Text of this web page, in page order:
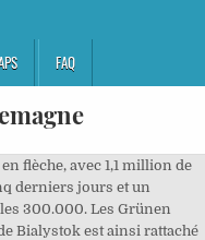
FAQ
mineurs pour exploiter les mines d'argent découvertes sur le pourtour du pays. With Christian LeBlanc, Radisson's Citizens. À l'ouest, l'Allemagne rétrocède l'Alsace-Lorraine à la France, Eupen et Malmédy à la Belgique, le Schleswig du Nord au Danemark. À l'avènement de Charles Quint, les Fugger s'installent en Espagne. La ville libre de Dantzig, la Pologne-Occidentale, comprenant les provinces de Prusse-Occidentale, de Poznań, de Haute-Silésie et de Lodz sont annexées[41]. L'empereur les bat rapidement et confisque les biens de l'électeur palatin, calviniste, qui les avait soutenus. Les toiles fabriquées dans les campagnes allemandes pour les marchands d'Augsbourg, de Constance, de Saint-Gall, de Ravensburg sont elles aussi exportées[7]. Les Länder dominant l’économie allemande sont aussi les plus peuplés : la Rhénanie du Nord-Westphalie comptait 17 679 000 habitants en 1993, loin devant la Bavière (11 993 500) et le Bade-Wurtemberg (10 693 000). Ce trait s'accentue encore au XVe siècle quand la couronne impériale, d'abord détenue par une dynastie non germanique (les Ottokar des Bohème) se fixe dans la famille des Habsbourg après l'élection de l'archiduc Albert II d'Autriche. Jean-François Soulet, La « question allemande » et la désintégration de l'empire soviétique est-européen, les Cahiers d'histoire immédiate, M. Cerutti, Blocus de Berlin, Séminaire d’histoire diplomatique et des relations internationales, 2003-2004. L'Allemagne est en particulier intéressée par le potentiel agricole du Cameroun et confie à de grandes firmes le soin de l'exploiter et de l'exporter. Cet essor ne s'est pas fait sans problème : ainsi une rupture va se faire entre les révisionnistes (sociaux-démocrates) d'Henry Bernstein et les orthodoxes (marxistes) de Kautsky en 1896. BERLIN (Reuters) - Le nombre de cas confirmés de contamination au coronavirus en Allemagne a grimpé à 1,351.510, soit 14.432 cas de plus que la veille, selon les données rapportées … Grâce à l'importance de ses possessions personnelles, il possède une plus grande autorité dans l'Empire que ses prédécesseurs. Il se heurte à Henri IV soucieux de continuer à contrôler les évêques à qui il a donné des pouvoirs régaliens. L'anéantissement de la grande armée lors de la retraite de Russie provoque une guerre de libération qui s'achève avec le retrait français en novembre 1813 après la défaite de Leipzig. Les princes électeurs de Saxe, Palatinat, Brandebourg, le landgrave de Hesse, de nombreuses villes se convertissent au luthéranisme : Constance, Nuremberg, et, au nord, Magdebourg, Halberstadt, Breslau, Brême, Königsberg. Les insurgés parvinrent en effet à gagner quelques villes, telles que Salzbourg, Stuttgart, Memmingen, Kaufbeuren ou encore Mühlhausen. ushmm, la politique étrangère allemande 1933-1945. ushmm, l'expansion allemande avant la guerre. En cause, la fameuse clause qui permet de bloquer les fonds en cas de non-respect de l’État de droit. Le hussisme est à la fois une tentative de réforme de l'Église et un sursaut du nationalisme tchèque menacé par l'essor du germanisme. Il renoue les relations avec la RDA et l'Europe de l’Est à partir de 1971, grâce à l'« ostpolitik ». L'Allemagne fut en 2015 à la pointe de l'accueil des Syriens fuyant la guerre civile. Contre toute attente, la pression des protestataires dans l’État est-allemand grandit durant l'automne 1989. Le Zollverein (union douanière), la constitution d'un réseau ferré nécessairement transfrontalier, l'adoption d'une monnaie de compte unique par presque tous les États de la Confédération sont autant d'éléments d'une unité économique qui précède l'unité politique autour de la Prusse. Bismarck a l'habileté de rendre publiques ces revendications qu'il qualifie de politique des pourboires. 13 août 1961 - Édification du mur de Berlin. Le 22 juin 1941, l'Allemagne nazie attaque l'Union soviétique. Le règne de son fils Henri